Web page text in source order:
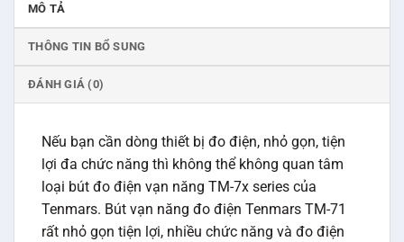
MÔ TẢ
THÔNG TIN BỔ SUNG
ĐÁNH GIÁ (0)
Nếu bạn cần dòng thiết bị đo điện, nhỏ gọn, tiện
lợi đa chức năng thì không thể không quan tâm
loại bút đo điện vạn năng TM-7x series của
Tenmars. Bút vạn năng đo điện Tenmars TM-71
rất nhỏ gọn tiện lợi, nhiều chức năng và đo điện